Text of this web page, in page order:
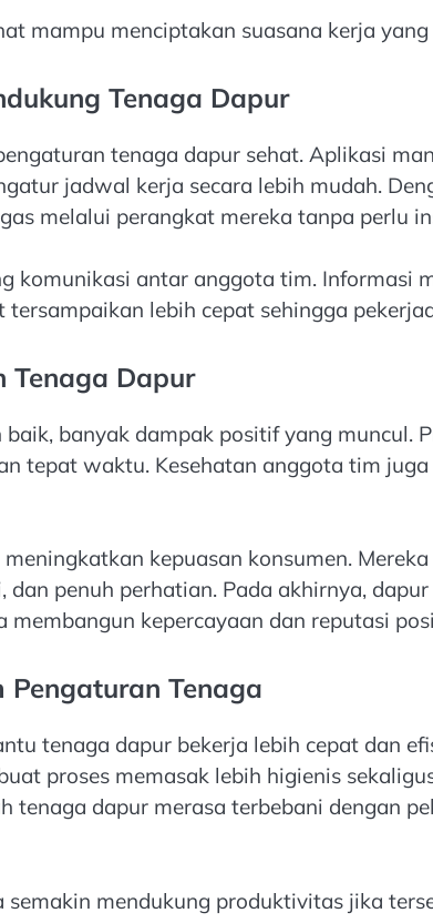
mampu menciptakan suasana kerja
Tenaga Dapur
tenaga dapur sehat. Aplikasi
jadwal kerja secara lebih mudah.
melalui perangkat mereka tanpa perlu
komunikasi antar anggota tim. Informasi
lebih cepat sehingga
Tenaga Dapur
banyak dampak positif yang muncul.
tepat waktu. Kesehatan anggota tim
kepuasan konsumen.
dan penuh perhatian. Pada akhirnya,
kepercayaan dan reputasi
Tenaga
tenaga dapur bekerja lebih cepat dan
proses memasak lebih higienis
tenaga dapur merasa terbebani dengan
semakin mendukung produktivitas jika